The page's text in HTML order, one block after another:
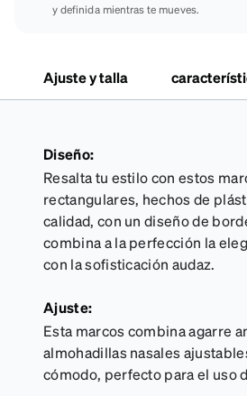
y definida mientras te mueves.
Ajuste y talla
Diseño:
Resalta tu estilo con estos
rectangulares, hechos de
calidad, con un diseño de
combina a la perfección la
con la sofisticación audaz.
Ajuste:
Esta marcos combina agarre
almohadillas nasales
cómodo, perfecto para el uso